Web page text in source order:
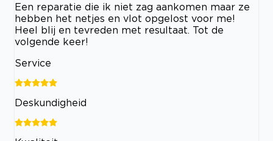
Een reparatie die ik niet zag aankomen maar ze
hebben het netjes en vlot opgelost voor me!
Heel blij en tevreden met resultaat. Tot de
volgende keer!
Service
Deskundigheid